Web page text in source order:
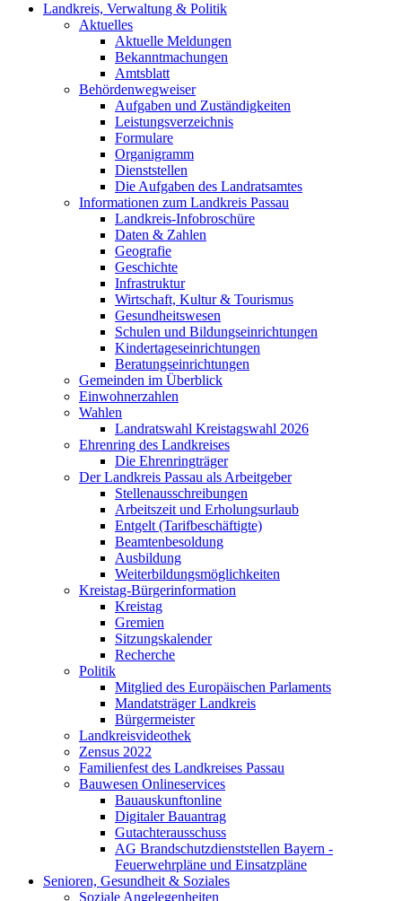
Landkreis, Verwaltung & Politik
Aktuelles
Aktuelle Meldungen
Bekanntmachungen
Amtsblatt
Behördenwegweiser
Aufgaben und Zuständigkeiten
Leistungsverzeichnis
Formulare
Organigramm
Dienststellen
Die Aufgaben des Landratsamtes
Informationen zum Landkreis Passau
Landkreis-Infobroschüre
Daten & Zahlen
Geografie
Geschichte
Infrastruktur
Wirtschaft, Kultur & Tourismus
Gesundheitswesen
Schulen und Bildungseinrichtungen
Kindertageseinrichtungen
Beratungseinrichtungen
Gemeinden im Überblick
Einwohnerzahlen
Wahlen
Landratswahl Kreistagswahl 2026
Ehrenring des Landkreises
Die Ehrenringträger
Der Landkreis Passau als Arbeitgeber
Stellenausschreibungen
Arbeitszeit und Erholungsurlaub
Entgelt (Tarifbeschäftigte)
Beamtenbesoldung
Ausbildung
Weiterbildungsmöglichkeiten
Kreistag-Bürgerinformation
Kreistag
Gremien
Sitzungskalender
Recherche
Politik
Mitglied des Europäischen Parlaments
Mandatsträger Landkreis
Bürgermeister
Landkreisvideothek
Zensus 2022
Familienfest des Landkreises Passau
Bauwesen Onlineservices
Bauauskunftonline
Digitaler Bauantrag
Gutachterausschuss
AG Brandschutzdienststellen Bayern -
Feuerwehrpläne und Einsatzpläne
Senioren, Gesundheit & Soziales
Soziale Angelegenheiten